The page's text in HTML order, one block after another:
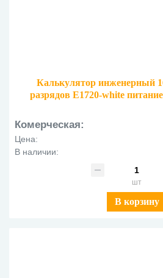
Калькулятор инженерный
разрядов E1720-white
Комерческая:
Цена:
В наличии:
шт
В корзину